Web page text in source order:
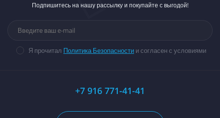
Подпишитесь на нашу рассылку и покупайте с выгодой!
Я прочитал Политика Безопасности и согласен с условиями
+7 916 771-41-41